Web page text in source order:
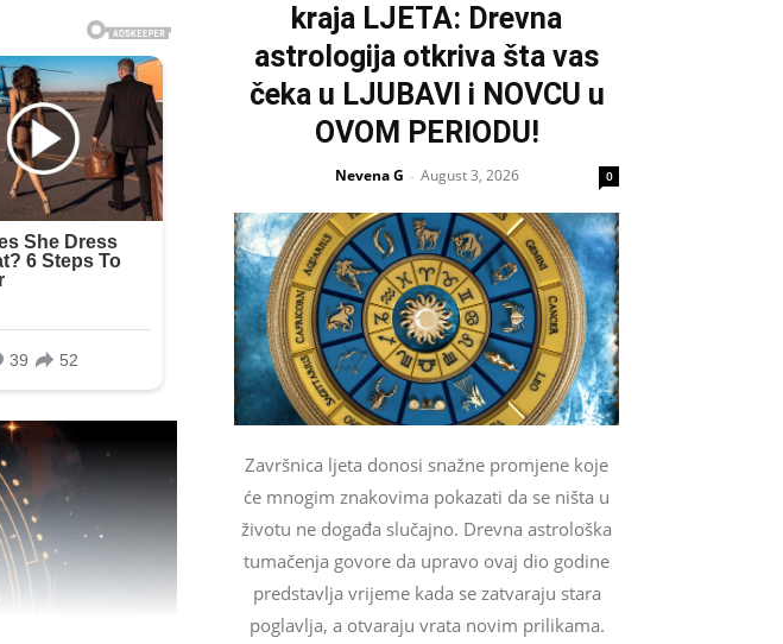
kraja LJETA: Drevna
astrologija otkriva šta vas
čeka u LJUBAVI i NOVCU u
OVOM PERIODU!
Nevena G - August 3, 2026 0
Završnica ljeta donosi snažne promjene koje
će mnogim znakovima pokazati da se ništa u
životu ne događa slučajno. Drevna astrološka
tumačenja govore da upravo ovaj dio godine
predstavlja vrijeme kada se zatvaraju stara
poglavlja, a otvaraju vrata novim prilikama.